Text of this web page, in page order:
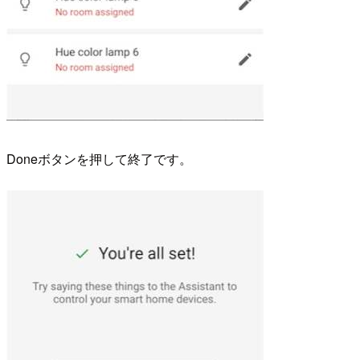
Doneボタンを押して終了です。